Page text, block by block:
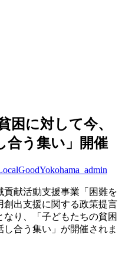
困に対して今、
合う集い」開催
貢献活動支援事業「困難を
創出支援に関する政策提言
り、「子どもたちの貧困
合う集い」が開催されま